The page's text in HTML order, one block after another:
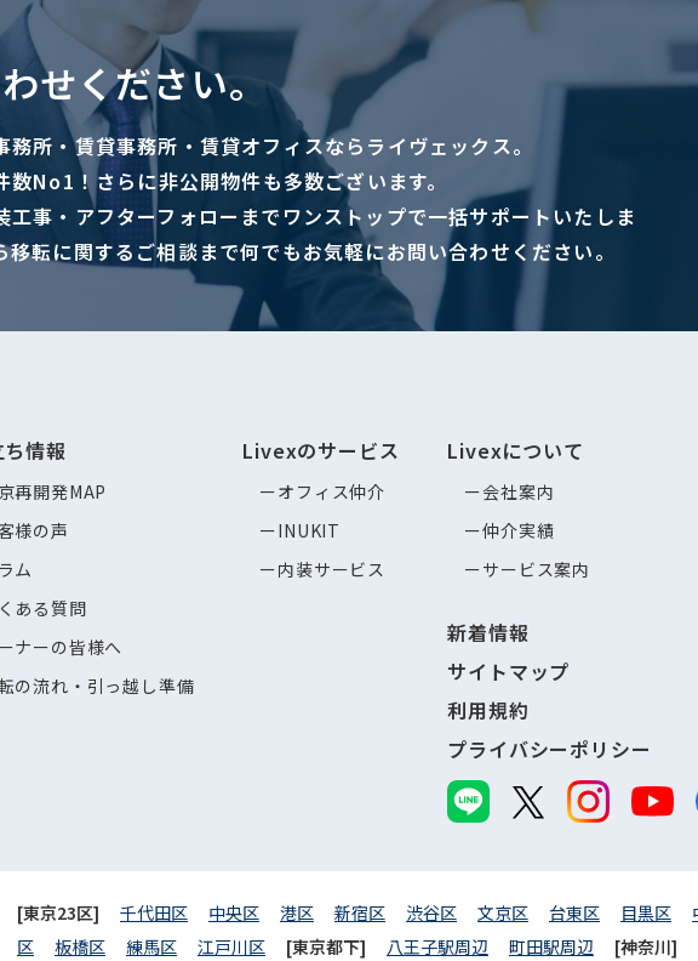
せください。
所・賃貸事務所・賃貸オフィスならライヴェックス。
No1！さらに非公開物件も多数ございます。
事・アフターフォローまでワンストップで一括サポートいたしま
転に関するご相談まで何でもお気軽にお問い合わせください。
情報
再開発MAP
様の声
ム
ある質問
ナーの皆様へ
の流れ・引っ越し準備
Livexのサービス
オフィス仲介
INUKIT
内装サービス
Livexについて
会社案内
仲介実績
サービス案内
新着情報
サイトマップ
利用規約
プライバシーポリシー
[東京23区] 千代田区 中央区 港区 新宿区 渋谷区 文京区 台東区 目黒区
区
板橋区 練馬区 江戸川区 [東京都下] 八王子駅周辺 町田駅周辺 [神奈川]